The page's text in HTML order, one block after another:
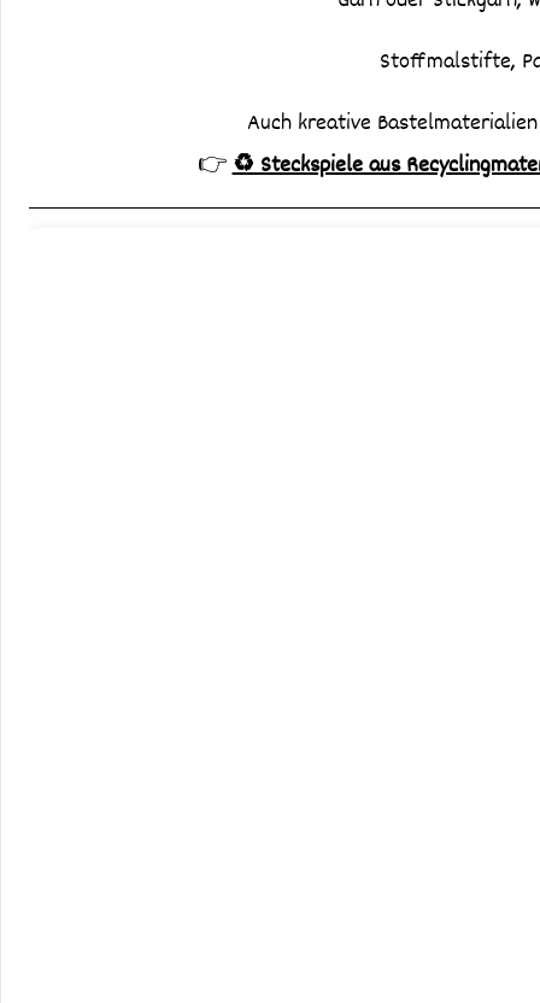
Stoffmalstifte,
Auch kreative
👉♻️ Steckspiele aus